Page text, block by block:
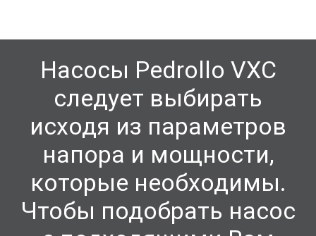
Насосы Pedrollo VXC
следует выбирать
исходя из параметров
напора и мощности,
которые необходимы.
Чтобы подобрать насос